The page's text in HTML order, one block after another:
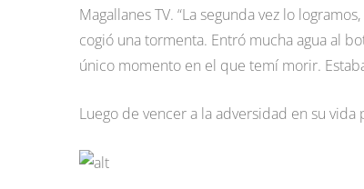
Magallanes TV. “La segunda vez lo
cogió una tormenta. Entró mucha agua al
único momento en el que temí morir.
Luego de vencer a la adversidad en su